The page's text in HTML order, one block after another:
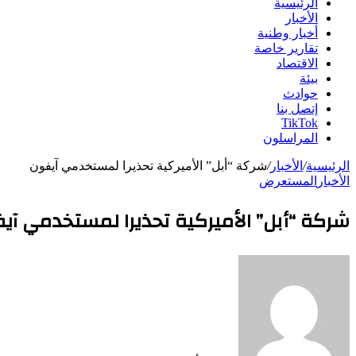
الرئيسية
الأخبار
أخبار وطنية
تقارير خاصة
الاقتصاد
بيئة
حوادث
إتصل بنا
TikTok
المراسلون
الرئيسية/ الأخبار/شركة “أبل” الأميركية تحذيرا لمستخدمي آيفون
الأخبار المستعرض
شركة “أبل” الأميركية تحذيرا لمستخدمي